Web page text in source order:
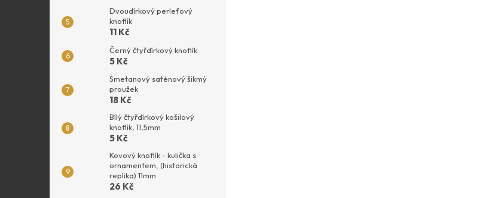
Dvoudírkový perleťový
knoflík
11 Kč
Černý čtyřdírkový knoflík
5 Kč
Smetanový saténový šikmý
proužek
18 Kč
Bílý čtyřdírkový košilový
knoflík, 11,5mm
5 Kč
Kovový knoflík - kulička s
ornamentem, (historická
replika) 11mm
26 Kč